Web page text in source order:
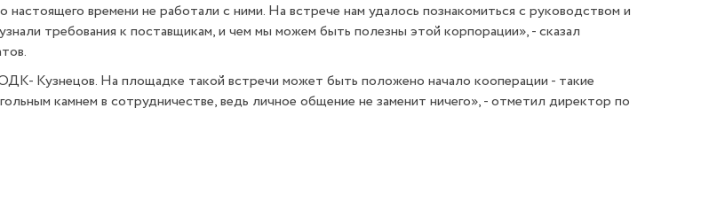
времени не работали с ними. На встрече нам удалось познакомиться с руководством и
требования к поставщикам, и чем мы можем быть полезны этой корпорации», - сказал
Кузнецов. На площадке такой встречи может быть положено начало кооперации - такие
камнем в сотрудничестве, ведь личное общение не заменит ничего», - отметил директор по